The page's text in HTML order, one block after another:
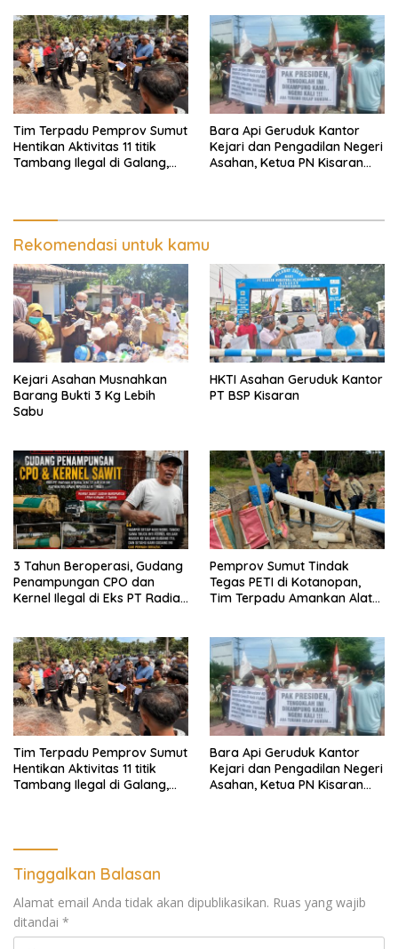
Tim Terpadu Pemprov Sumut
Hentikan Aktivitas 11 titik
Tambang Ilegal di Galang,
Bara Api Geruduk Kantor
Kejari dan Pengadilan Negeri
Asahan, Ketua PN Kisaran
Rekomendasi untuk kamu
Kejari Asahan Musnahkan
Barang Bukti 3 Kg Lebih
Sabu
HKTI Asahan Geruduk Kantor
PT BSP Kisaran
3 Tahun Beroperasi, Gudang
Penampungan CPO dan
Kernel Ilegal di Eks PT Radian
Pemprov Sumut Tindak
Tegas PETI di Kotanopan,
Tim Terpadu Amankan Alat
Tim Terpadu Pemprov Sumut
Hentikan Aktivitas 11 titik
Tambang Ilegal di Galang,
Bara Api Geruduk Kantor
Kejari dan Pengadilan Negeri
Asahan, Ketua PN Kisaran
Tinggalkan Balasan
Alamat email Anda tidak akan dipublikasikan. Ruas yang wajib
ditandai *